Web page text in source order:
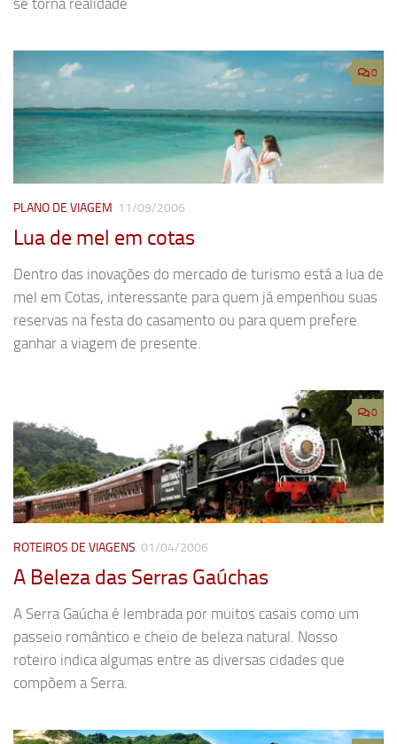
0
PLANO DE VIAGEM 11/09/2006
Lua de mel em cotas
Dentro das inovações do mercado de turismo está a lua de
mel em Cotas, interessante para quem já empenhou suas
reservas na festa do casamento ou para quem prefere
ganhar a viagem de presente.
0
ROTEIROS DE VIAGENS 01/04/2006
A Beleza das Serras Gaúchas
A Serra Gaúcha é lembrada por muitos casais como um
passeio romântico e cheio de beleza natural. Nosso
roteiro indica algumas entre as diversas cidades que
compõem a Serra.